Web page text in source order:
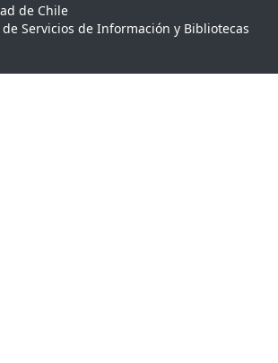
de Chile
Servicios de Información y Bibliotecas